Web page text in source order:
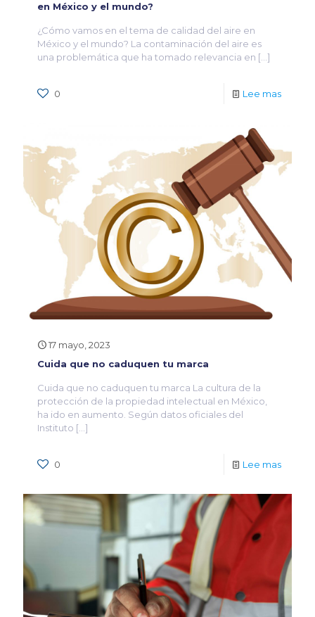
en México y el mundo?
¿Cómo vamos en el tema de calidad del aire en
México y el mundo? La contaminación del aire es
una problemática que ha tomado relevancia en […]
0 Lee mas
17 mayo, 2023
Cuida que no caduquen tu marca
Cuida que no caduquen tu marca La cultura de la
protección de la propiedad intelectual en México,
ha ido en aumento. Según datos oficiales del
Instituto […]
0 Lee mas